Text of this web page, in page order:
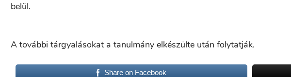
belül.
A további tárgyalásokat a tanulmány elkészülte után folytatják.
Share on Facebook